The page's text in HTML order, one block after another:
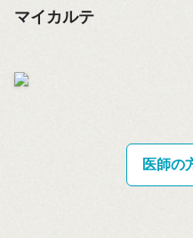
マイカルテ
医師の